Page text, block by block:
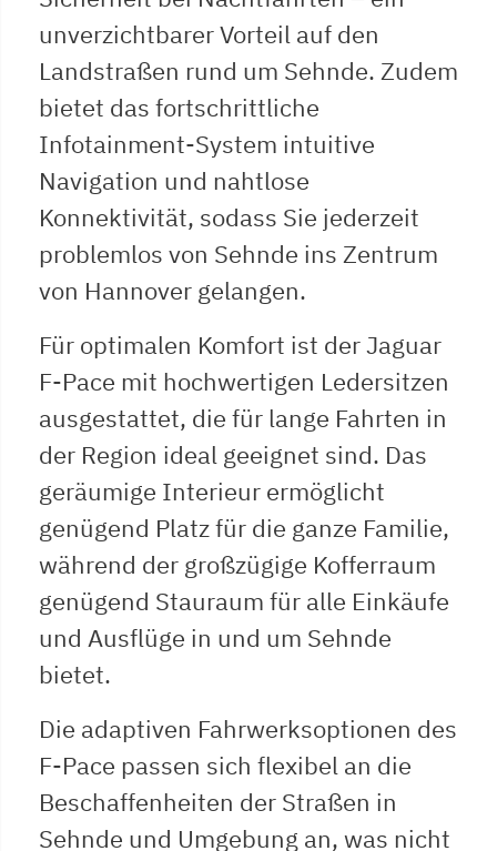
unverzichtbarer Vorteil auf den
Landstraßen rund um Sehnde. Zudem
bietet das fortschrittliche
Infotainment-System intuitive
Navigation und nahtlose
Konnektivität, sodass Sie jederzeit
problemlos von Sehnde ins Zentrum
von Hannover gelangen.
Für optimalen Komfort ist der Jaguar
F-Pace mit hochwertigen Ledersitzen
ausgestattet, die für lange Fahrten in
der Region ideal geeignet sind. Das
geräumige Interieur ermöglicht
genügend Platz für die ganze Familie,
während der großzügige Kofferraum
genügend Stauraum für alle Einkäufe
und Ausflüge in und um Sehnde
bietet.
Die adaptiven Fahrwerksoptionen des
F-Pace passen sich flexibel an die
Beschaffenheiten der Straßen in
Sehnde und Umgebung an, was nicht